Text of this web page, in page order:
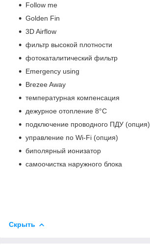
Follow me
Golden Fin
3D Airflow
фильтр высокой плотности
фотокаталитический фильтр
Emergency using
Brezee Away
температурная компенсация
дежурное отопление 8°С
подключение проводного ПДУ (опция)
управление по Wi-Fi (опция)
биполярный ионизатор
самоочистка наружного блока
Скрыть